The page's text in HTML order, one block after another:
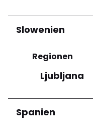
Slowenien
Regionen
Ljubljana
Spanien